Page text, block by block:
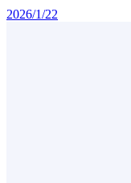
2026/1/22